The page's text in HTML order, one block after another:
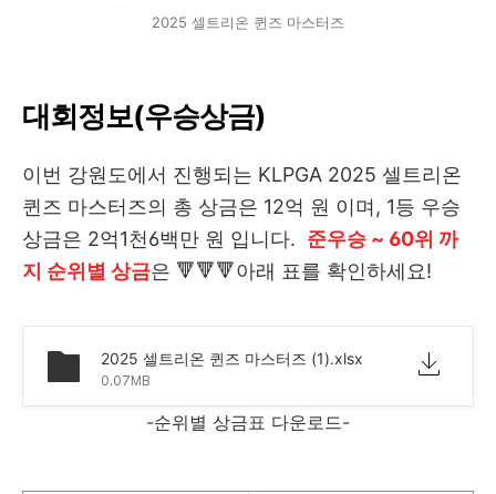
2025 셀트리온 퀸즈 마스터즈
대회정보(우승상금)
이번 강원도에서 진행되는 KLPGA 2025 셀트리온
퀸즈 마스터즈의 총 상금은 12억 원 이며, 1등 우승
상금은 2억1천6백만 원 입니다. 준우승 ~ 60위 까
지 순위별 상금은 🔻🔻🔻아래 표를 확인하세요!
2025 셀트리온 퀸즈 마스터즈 (1).xlsx
0.07MB
-순위별 상금표 다운로드-